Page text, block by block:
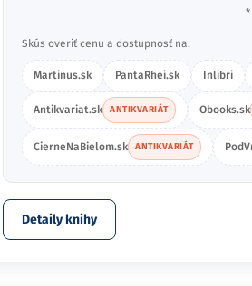
*
Skús overiť cenu a dostupnosť na:
Martinus.sk PantaRhei.sk Inlibri
Antikvariat.sk ANTIKVARIÁT Obooks.sk
CierneNaBielom.sk ANTIKVARIÁT
Detaily knihy